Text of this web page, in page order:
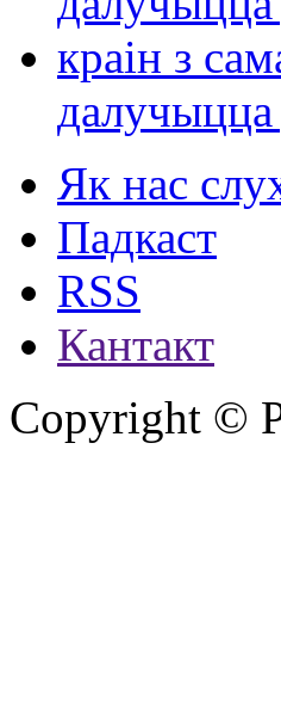
далучыцца
Як нас
Падкаст
RSS
Кантакт
Copyright ©